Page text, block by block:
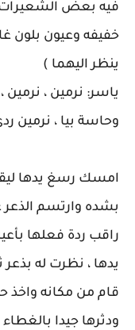
فيه بعض الشعيرات
خفيفه وعيون بلون
ينظر اليهما )
ياسر: نرمين ،
وحاسة بيا ، نرمين
امسك رسغ يدها
بشده وارتسم
راقب ردة فعلها
يدها ، نظرت له
قام من مكانه واخذ
ودثرها جيدا بالغطاء